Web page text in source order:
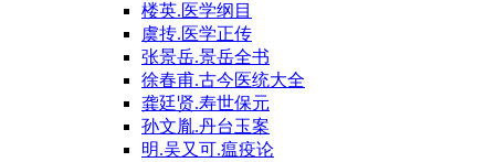
楼英.医学纲目
虞抟.医学正传
张景岳.景岳全书
徐春甫.古今医统大全
龚廷贤.寿世保元
孙文胤.丹台玉案
明.吴又可.瘟疫论